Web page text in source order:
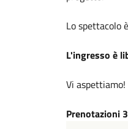
Lo spettacolo
L'ingresso è
Vi aspettiamo!
Prenotazioni